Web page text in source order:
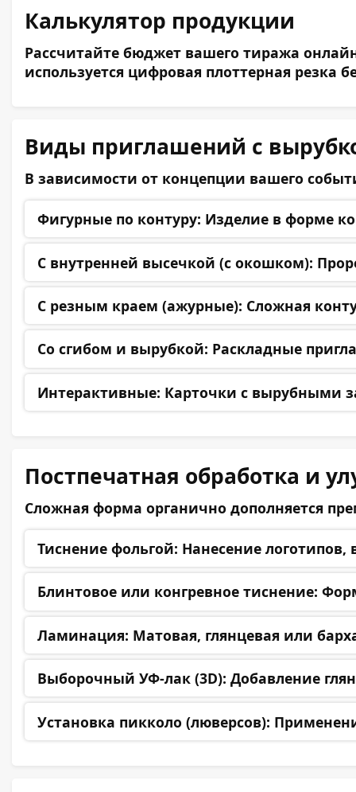
Калькулятор продукции
Рассчитайте бюджет вашего тиража
используется цифровая плоттерная
Виды приглашений с
В зависимости от концепции вашего
Фигурные по контуру: Изделие в форме
С внутренней высечкой (с окошком):
С резным краем (ажурные): Сложная
Со сгибом и вырубкой: Раскладные
Интерактивные: Карточки с вырубными
Постпечатная обработка и
Сложная форма органично дополняется
Тиснение фольгой: Нанесение
Блинтовое или конгревное тиснение:
Ламинация: Матовая, глянцевая или
Выборочный УФ-лак (3D): Добавление
Установка пикколо (люверсов):